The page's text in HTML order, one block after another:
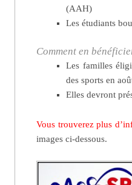
(AAH)
Les étudiants
Comment en
Les familles
des sports en
Elles devront
Vous trouverez plus
images ci-dessous.